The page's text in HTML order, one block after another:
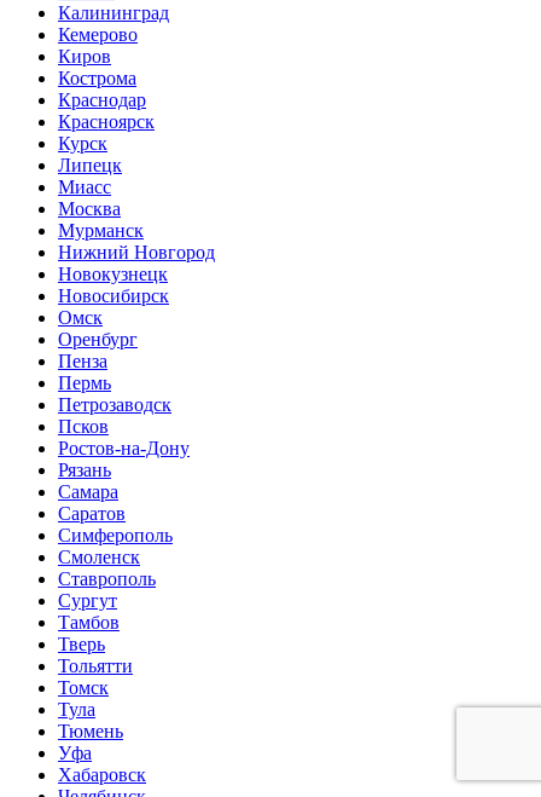
Калининград
Кемерово
Киров
Кострома
Краснодар
Красноярск
Курск
Липецк
Миасс
Москва
Мурманск
Нижний Новгород
Новокузнецк
Новосибирск
Омск
Оренбург
Пенза
Пермь
Петрозаводск
Псков
Ростов-на-Дону
Рязань
Самара
Саратов
Симферополь
Смоленск
Ставрополь
Сургут
Тамбов
Тверь
Тольятти
Томск
Тула
Тюмень
Уфа
Хабаровск